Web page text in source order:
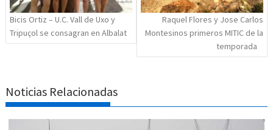
Bicis Ortiz – U.C. Vall de Uxo y
Tripuçol se consagran en Albalat
Raquel Flores y Jose Carlos
Montesinos primeros MITIC de la
temporada
Noticias Relacionadas